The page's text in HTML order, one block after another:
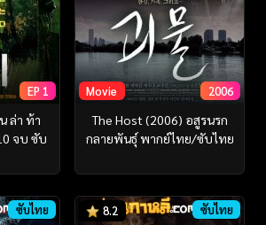
EP 1
ล่า ท้า
จบ ซับ
Movie 2006
The Host (2006) อสูรนรก
กลายพันธุ์ พากย์ไทย/ซับไทย
ซับไทย 8.2 ซับไทย